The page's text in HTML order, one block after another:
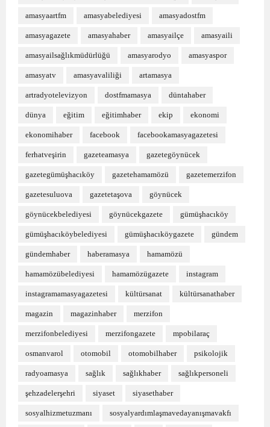
amasyaartfm amasyabelediyesi amasyadostfm
amasyagazete amasyahaber amasyailçe amasyaili
amasyailsağlıkmüdürlüğü amasyarodyo amasyaspor
amasyatv amasyavaliliği artamasya
artradyotelevizyon dostfmamasya düntahaber
dünya eğitim eğitimhaber ekip ekonomi
ekonomihaber facebook facebookamasyagazetesi
ferhatveşirin gazeteamasya gazetegöynücek
gazetegümüşhacıköy gazetehamamözü gazetemerzifon
gazetesuluova gazetetaşova göynücek
göynücekbelediyesi göynücekgazete gümüşhacıköy
gümüşhacıköybelediyesi gümüşhacıköygazete gündem
gündemhaber haberamasya hamamözü
hamamözübelediyesi hamamözügazete instagram
instagramamasyagazetesi kültürsanat kültürsanathaber
magazin magazinhaber merzifon
merzifonbelediyesi merzifongazete mpobilaraç
osmanvarol otomobil otomobilhaber psikolojik
radyoamasya sağlık sağlıkhaber sağlıkpersoneli
şehzadelerşehri siyaset siyasethaber
sosyalhizmetuzmanı sosyalyardımlaşmavedayanışmavakfı